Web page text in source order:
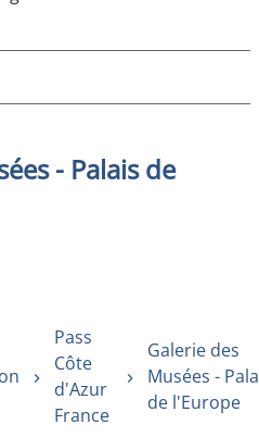
- Palais de
Pass
Côte
d'Azur
France
Galerie des
Musées -
de l'Europe